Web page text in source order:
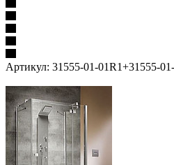
Артикул: 31555-01-01R1+31555-